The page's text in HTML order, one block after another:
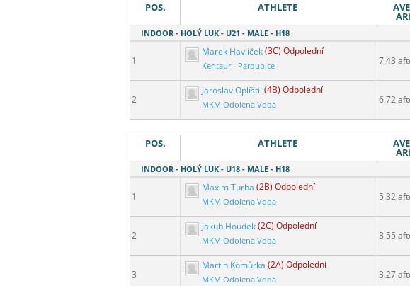
POS. ATHLETE
INDOOR - HOLÝ LUK - U21 - MALE - H18
1
Marek Havlíček(3C) Odpolední
Kentaur - Pardubice 7.43
2
Jaroslav Oplíštil (4B) Odpolední
MKM Odolena Voda 6.72
POS. ATHLETE
INDOOR - HOLÝ LUK - U18 - MALE - H18
1
Maxim Turba (2B) Odpolední
MKM Odolena Voda 5.32
2
Jakub Houdek(2C) Odpolední
MKM Odolena Voda 3.55
3
Martin Komůrka (2A) Odpolední
MKM Odolena Voda 3.27